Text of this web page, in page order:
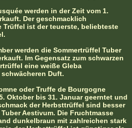
werden in der Zeit vom 1.
Der geschmacklich
Trüffel ist der teuerste, beliebteste
werden die Sommertrüffel Tuber
Im Gegensatz zum schwarzen
eine weiße Gleba
Duft.
oder Truffe de Bourgogne
Oktober bis 31. Januar geerntet und
der Herbsttrüffel sind besser
Aestivum. Die Fruchtmasse
dunkelbraun mit zahlreichen stark